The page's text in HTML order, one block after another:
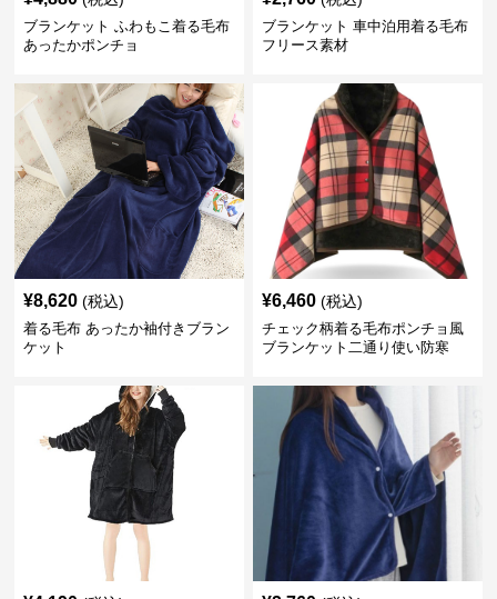
ブランケット ふわもこ着る毛布
あったかポンチョ
ブランケット 車中泊用着る毛布
フリース素材
¥8,620 (税込)
着る毛布 あったか袖付きブラン
ケット
¥6,460 (税込)
チェック柄着る毛布ポンチョ風
ブランケット二通り使い防寒